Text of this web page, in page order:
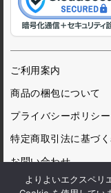
ご利用案内
商品の梱包について
プライバシーポリシー
特定商取引法に基づ
お問い合わせ
よりよいエクスペリ